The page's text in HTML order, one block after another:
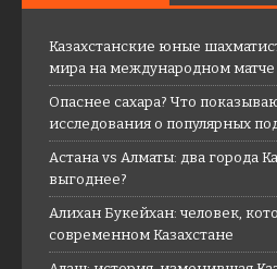
Казахстанские юные
мира на международном
Опаснее сахара? Что
исследования о популярных
Астана vs Алматы: два города
выгоднее?
Алихан Букейхан: человек,
современном Казахстане